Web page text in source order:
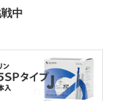
中